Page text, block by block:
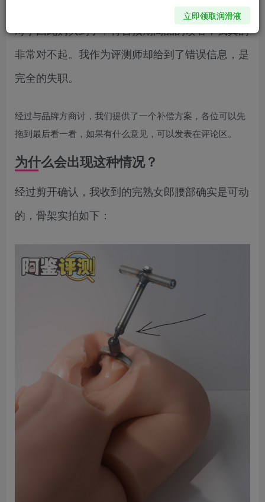
对于因此购买到了不符合预期商品的读者，我真的
非常对不起。我作为评测师却给到了错误信息，是
完全的失职。
经过与品牌方商讨，我们提供了一个补偿方案，各位可以先
拖到最后看一看，如果有什么意见，可以发表在评论区。
为什么会出现这种情况？
经过剪开确认，我收到的完熟女郎腰部确实是可动
的，骨架实拍如下：
立即领取润滑液